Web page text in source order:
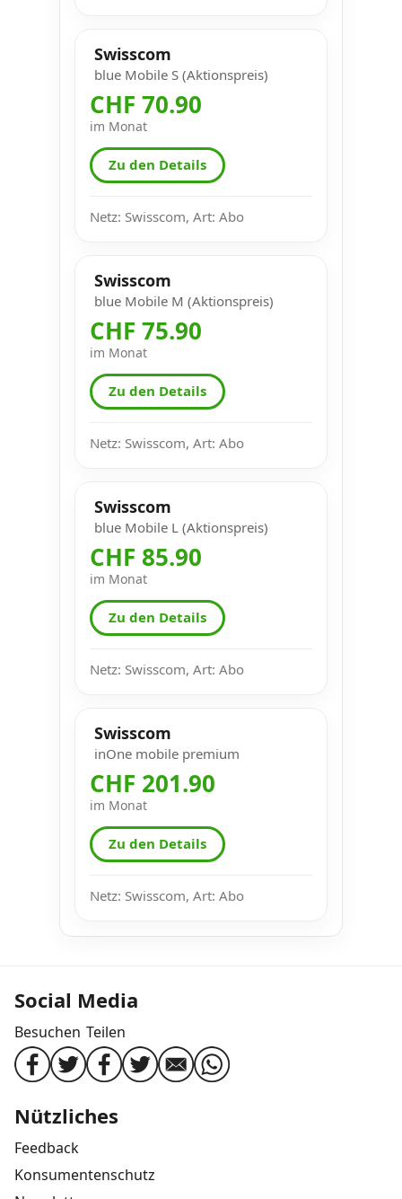
Swisscom
blue Mobile S (Aktionspreis)
CHF 70.90
im Monat
Zu den Details
Netz: Swisscom, Art: Abo
Swisscom
blue Mobile M (Aktionspreis)
CHF 75.90
im Monat
Zu den Details
Netz: Swisscom, Art: Abo
Swisscom
blue Mobile L (Aktionspreis)
CHF 85.90
im Monat
Zu den Details
Netz: Swisscom, Art: Abo
Swisscom
inOne mobile premium
CHF 201.90
im Monat
Zu den Details
Netz: Swisscom, Art: Abo
Social Media
Besuchen Teilen
Nützliches
Feedback
Konsumentenschutz